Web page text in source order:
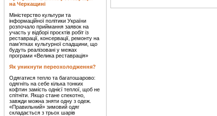
на Черкащині
Міністерство культури та
інформаційної політики України
розпочало приймання заявок на
участь у відборі проєктів робіт із
реставрації, консервації, ремонту на
пам’ятках культурної спадщини, що
будуть реалізовані у межах
програми «Велика реставрація»
Як уникнути переохолодження?
Одягатися тепло та багатошарово:
одягніть на себе кілька тонких
кофтин замість однієї теплої, щоб не
спітніти. Якщо стане спекотно,
завжди можна зняти одну з одеж.
«Правильний» зимовий одяг
складається з трьох шарів